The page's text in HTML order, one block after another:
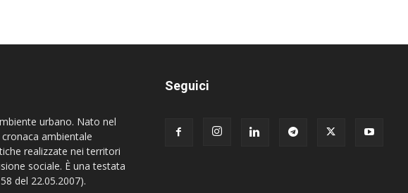
urbano. Nato nel
ambientale
realizzate nei territori
sociale. È una testata
del 22.05.2007).
Seguici